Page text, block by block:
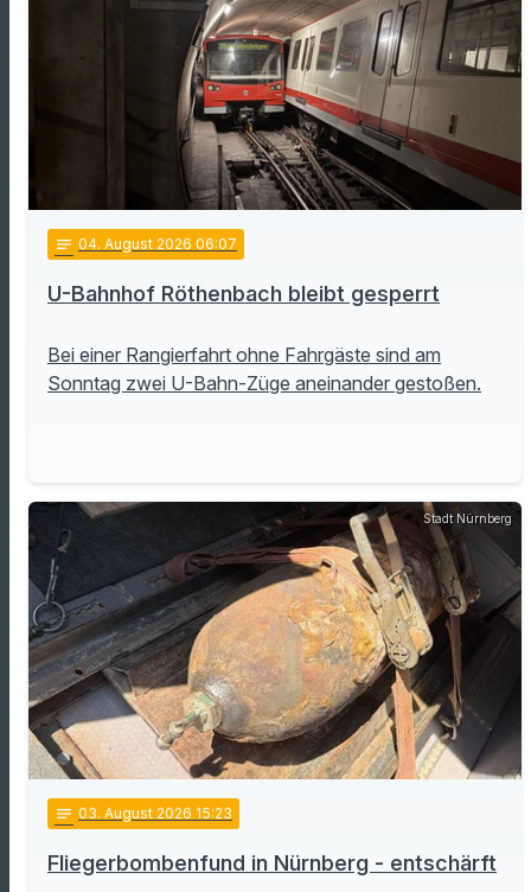
notes 04. August 2026 06:07
U-Bahnhof Röthenbach bleibt gesperrt
Bei einer Rangierfahrt ohne Fahrgäste sind am
Sonntag zwei U-Bahn-Züge aneinander gestoßen.
Stadt Nürnberg
notes 03. August 2026 15:23
Fliegerbombenfund in Nürnberg - entschärft